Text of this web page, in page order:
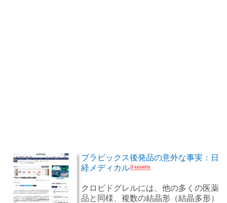
プラビックス後発品の意外な事実：日
経メディカル
クロピドグレルには、他の多くの医薬
品と同様、複数の結晶形（結晶多形）